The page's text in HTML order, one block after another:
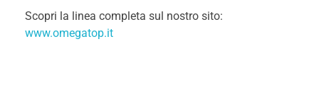
Scopri la linea completa sul nostro sito:
www.omegatop.it